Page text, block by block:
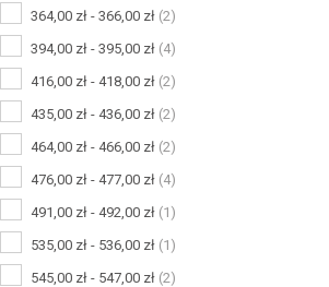
364,00 zł - 366,00 zł (2)
394,00 zł - 395,00 zł (4)
416,00 zł - 418,00 zł (2)
435,00 zł - 436,00 zł (2)
464,00 zł - 466,00 zł (2)
476,00 zł - 477,00 zł (4)
491,00 zł - 492,00 zł (1)
535,00 zł - 536,00 zł (1)
545,00 zł - 547,00 zł (2)